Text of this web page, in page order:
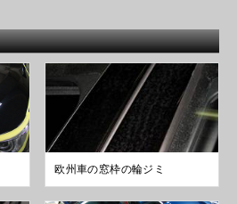
欧州車の窓枠の輪ジミ